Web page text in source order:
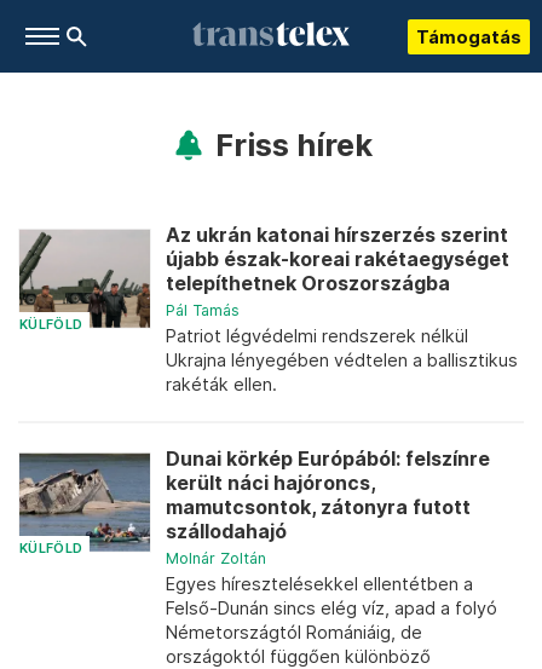
Támogatás
Friss hírek
KÜLFÖLD
Az ukrán katonai hírszerzés szerint
újabb észak-koreai rakétaegységet
telepíthetnek Oroszországba
Pál Tamás
Patriot légvédelmi rendszerek nélkül
Ukrajna lényegében védtelen a ballisztikus
rakéták ellen.
KÜLFÖLD
Dunai körkép Európából: felszínre
került náci hajóroncs,
mamutcsontok, zátonyra futott
szállodahajó
Molnár Zoltán
Egyes híresztelésekkel ellentétben a
Felső-Dunán sincs elég víz, apad a folyó
Németországtól Romániáig, de
országoktól függően különböző